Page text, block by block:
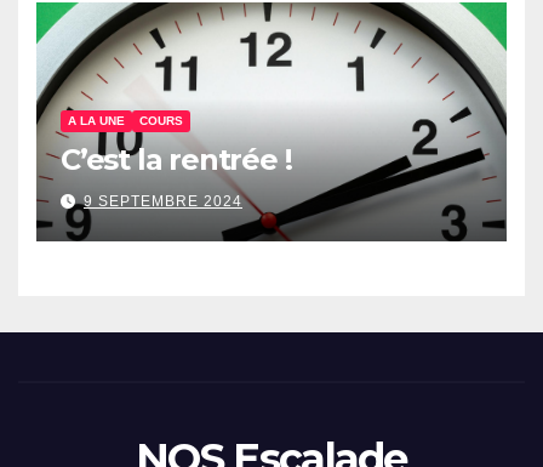
A LA UNE COURS
C’est la rentrée !
9 SEPTEMBRE 2024